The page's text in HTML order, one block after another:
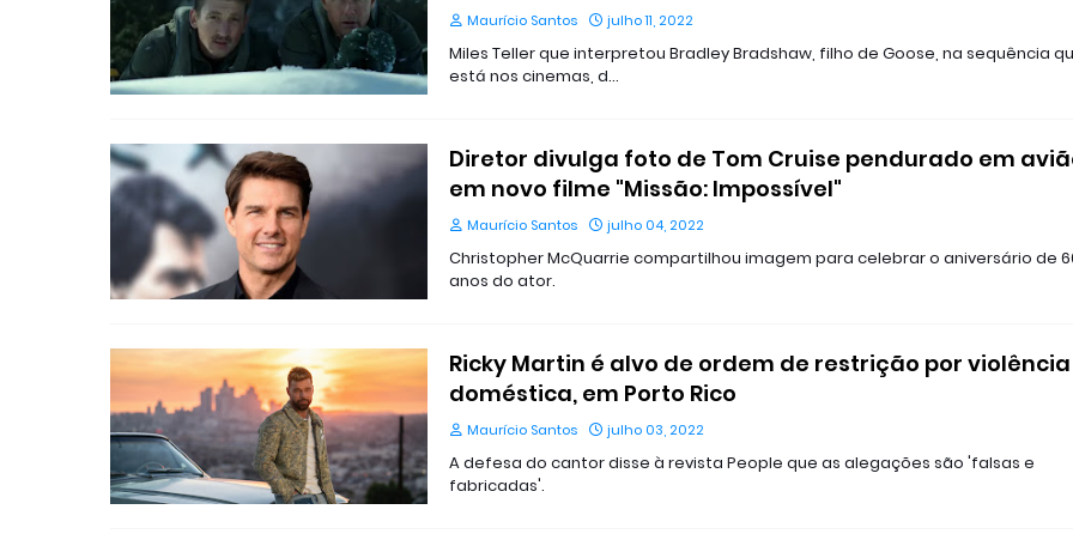
Maurício Santos julho 11, 2022
Miles Teller que interpretou Bradley Bradshaw, filho de Goose, na sequência
está nos cinemas, d…
Diretor divulga foto de Tom Cruise pendurado em
em novo filme "Missão: Impossível"
Maurício Santos julho 04, 2022
Christopher McQuarrie compartilhou imagem para celebrar o aniversário de
anos do ator.
Ricky Martin é alvo de ordem de restrição por violência
doméstica, em Porto Rico
Maurício Santos julho 03, 2022
A defesa do cantor disse à revista People que as alegações são 'falsas e
fabricadas'.